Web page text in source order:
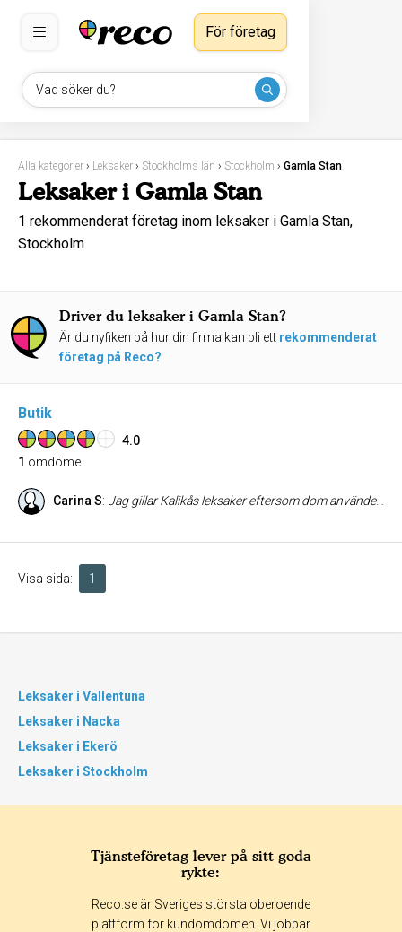
Vad söker du?
För företag
Alla kategorier › Leksaker › Stockholms län › Stockholm › Gamla Stan
Leksaker i Gamla Stan
1 rekommenderat företag inom leksaker i Gamla Stan,
Stockholm
Driver du leksaker i Gamla Stan?
Är du nyfiken på hur din firma kan bli ett rekommenderat
företag på Reco?
Butik
4.0
1 omdöme
Carina S: Jag gillar Kalikås leksaker eftersom dom använder sig av bra material och har skön design. Tilltalar både barn och vuxna och känns inte lika slit och släng som plastleksaker. Kanske lite dyrare, men jag tycker det är värt dom kronorna. Man kan via deras fair play project stödja handikappade barn i ryssland. Det gör man genom att köpa den Kalikå typiska lilla maskskallran.
Visa sida: 1
Leksaker i Vallentuna
Leksaker i Nacka
Leksaker i Ekerö
Leksaker i Stockholm
Tjänsteföretag lever på sitt goda
rykte:
Reco.se är Sveriges största oberoende
plattform för kundomdömen. Vi jobbar